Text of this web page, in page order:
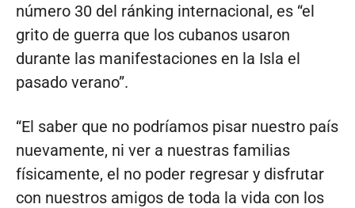
número 30 del ránking internacional, es “el
grito de guerra que los cubanos usaron
durante las manifestaciones en la Isla el
pasado verano”.
“El saber que no podríamos pisar nuestro país
nuevamente, ni ver a nuestras familias
físicamente, el no poder regresar y disfrutar
con nuestros amigos de toda la vida con los